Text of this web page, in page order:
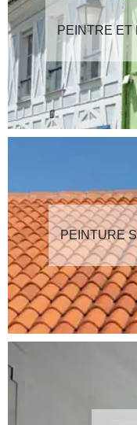
PEINTRE ET
PEINTURE